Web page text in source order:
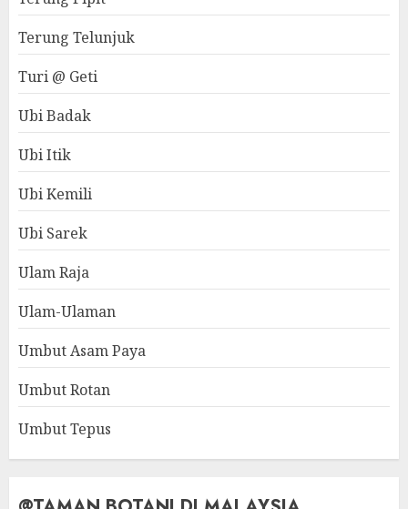
Terung Telunjuk
Turi @ Geti
Ubi Badak
Ubi Itik
Ubi Kemili
Ubi Sarek
Ulam Raja
Ulam-Ulaman
Umbut Asam Paya
Umbut Rotan
Umbut Tepus